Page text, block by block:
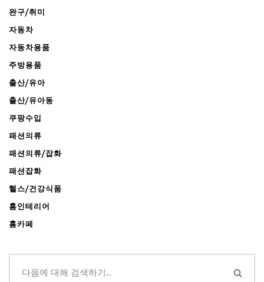
완구/취미
자동차
자동차용품
주방용품
출산/유아
출산/유아동
쿠팡수입
패션의류
패션의류/잡화
패션잡화
헬스/건강식품
홈인테리어
홈카페